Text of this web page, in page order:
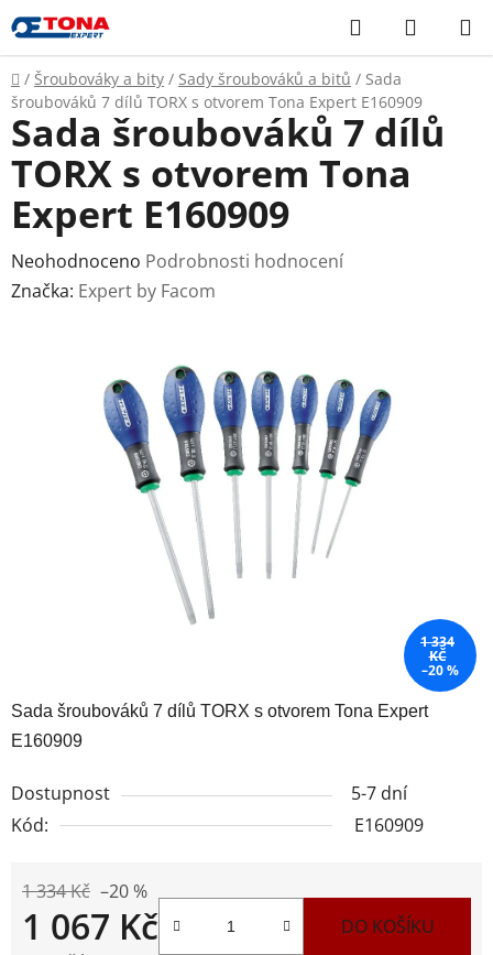
Přejít
na
obsah
Hledat
KOŠÍK
Domů
/ Šroubováky a bity / Sady šroubováků a bitů / Sada
šroubováků 7 dílů TORX s otvorem Tona Expert E160909
Sada šroubováků 7 dílů TORX s otvorem Tona Expert
E160909
Dostupnost
5-7 dní
Kód:
E160909
1 334 Kč –20 %
1 067 Kč DO KOŠÍKU
Sada šroubováků 7 dílů
TORX s otvorem Tona
Expert E160909
Průměrné
hodnocení
Neohodnoceno Podrobnosti hodnocení
Značka: Expert by Facom
1 334
KČ
–20 %